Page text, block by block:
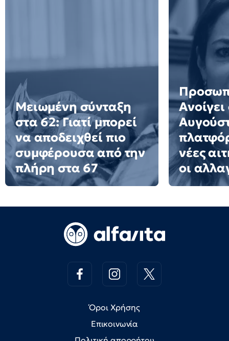
Μειωμένη σύνταξη
στα 62: Γιατί μπορεί
να αποδειχθεί πιο
συμφέρουσα από την
πλήρη στα 67
Ανοίγει
νέες
οι
Όροι Χρήσης
Επικοινωνία